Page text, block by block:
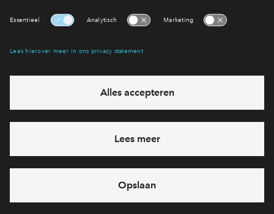
Interesse? Meld je dan snel aan
Hiermee blijf je op de hoogte van het belangrijkste nieuws en
Ja, ik wil mij aanmelden
Heb je een vraag en wil je direct antwoord? Bel ons op
71 22 928
feestdagen)